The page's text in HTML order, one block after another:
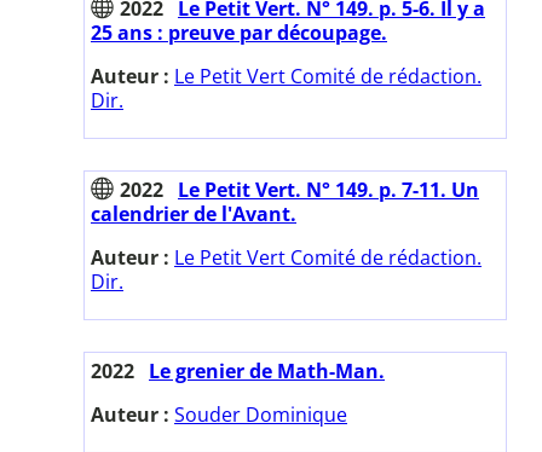
2022 Le Petit Vert. N° 149. p. 5-6. Il y a
25 ans : preuve par découpage.
Auteur : Le Petit Vert Comité de rédaction.
Dir.
2022 Le Petit Vert. N° 149. p. 7-11. Un
calendrier de l'Avant.
Auteur : Le Petit Vert Comité de rédaction.
Dir.
2022 Le grenier de Math-Man.
Auteur : Souder Dominique